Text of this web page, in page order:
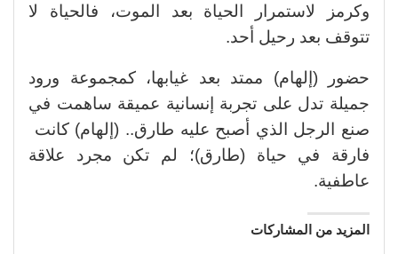
وكرمز لاستمرار الحياة بعد الموت، فالحياة لا
تتوقف بعد رحيل أحد.
حضور (إلهام) ممتد بعد غيابها، كمجموعة ورود
جميلة تدل على تجربة إنسانية عميقة ساهمت في
صنع الرجل الذي أصبح عليه طارق.. (إلهام) كانت
فارقة في حياة (طارق)؛ لم تكن مجرد علاقة
عاطفية.
المزيد من المشاركات